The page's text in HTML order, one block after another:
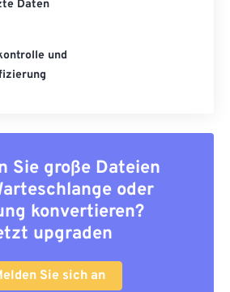
Daten
und
Sie große Dateien
oder
konvertieren?
upgraden
Sie sich an